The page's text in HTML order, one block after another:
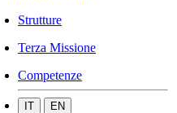
Strutture
Terza Missione
Competenze
IT EN